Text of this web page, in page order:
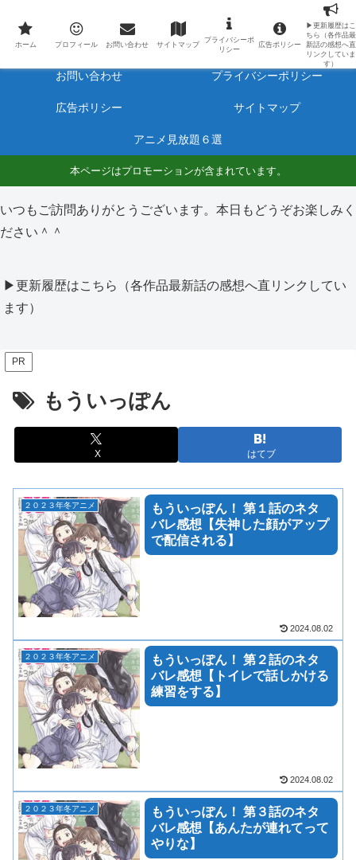
最新アニメのあらすじと感想をネタバレ有りで毎日更新しています。
ホーム プロフィール
お問い合わせ プライバシーポリシー
広告ポリシー サイトマップ
アニメ見放題６選
本ページはプロモーションが含まれています。
いつもご訪問ありがとうございます。本日もどうぞお楽しみく
ださい＾＾
▶更新履歴はこちら（各作品最新話の感想へ直リンクしてい
ます）
PR
もういっぽん
X はてブ
２０２３年冬アニメ
もういっぽん！ 第１話のネタ
バレ感想【失神した顔がアップ
で配信される】
2024.08.02
２０２３年冬アニメ
もういっぽん！ 第２話のネタ
バレ感想【トイレで話しかける
練習をする】
2024.08.02
２０２３年冬アニメ
もういっぽん！ 第３話のネタ
バレ感想【あんたが連れてって
やりな】
ホーム プロフィール お問い合わせ サイトマップ
プライバシーポ
リシー
広告ポリシー
▶更新履歴はこ
ちら（各作品最
新話の感想へ直
リンクしていま
す）